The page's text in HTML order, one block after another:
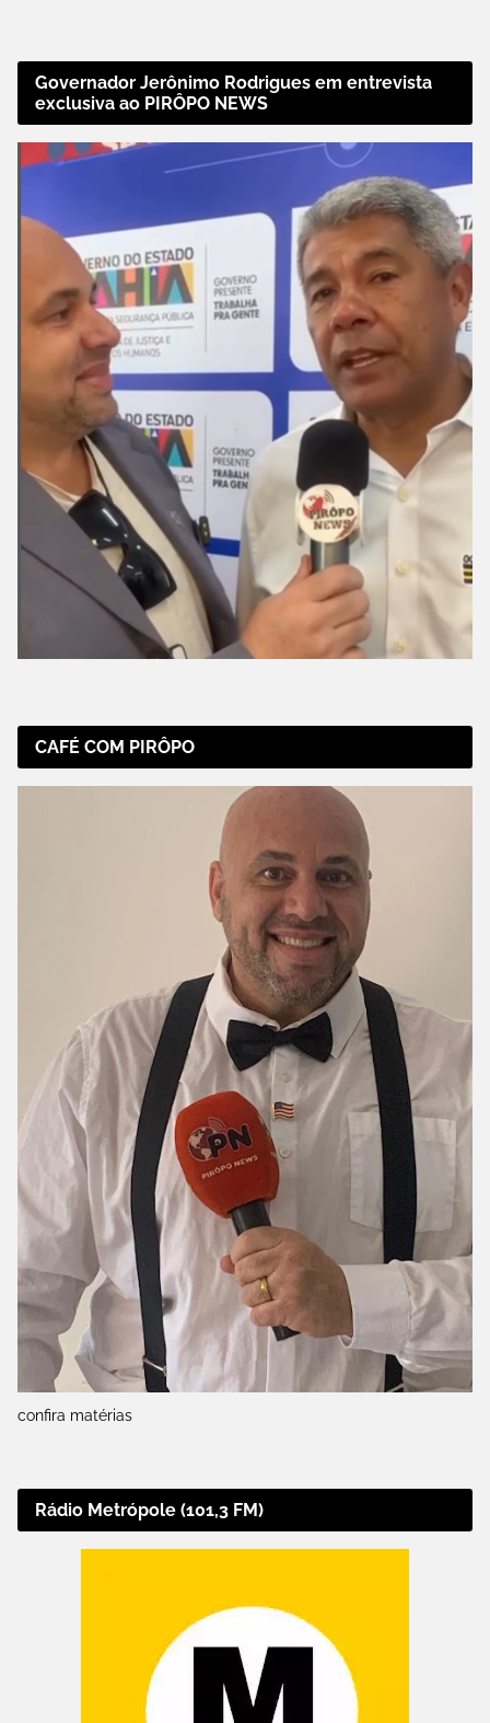
Governador Jerônimo Rodrigues em entrevista
exclusiva ao PIRÔPO NEWS
CAFÉ COM PIRÔPO
confira matérias
Rádio Metrópole (101,3 FM)